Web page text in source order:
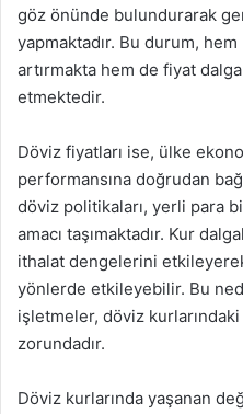
göz önünde bulundurarak
yapmaktadır. Bu durum,
artırmakta hem de fiyat
etmektedir.
Döviz fiyatları ise, ülke
performansına doğrudan
döviz politikaları, yerli para
amacı taşımaktadır. Kur
ithalat dengelerini
yönlerde etkileyebilir. Bu
işletmeler, döviz
zorundadır.
Döviz kurlarında yaşanan